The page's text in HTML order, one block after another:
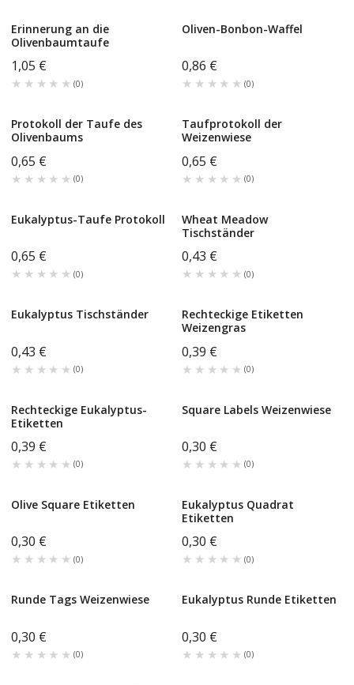
Erinnerung an die
Olivenbaumtaufe
1,05 €
★★★★★
★★★★★ (0)
Oliven-Bonbon-Waffel
0,86 €
★★★★★
★★★★★ (0)
Protokoll der Taufe des
Olivenbaums
0,65 €
★★★★★
★★★★★ (0)
Taufprotokoll der
Weizenwiese
0,65 €
★★★★★
★★★★★ (0)
Eukalyptus-Taufe Protokoll
0,65 €
★★★★★
★★★★★ (0)
Wheat Meadow
Tischständer
0,43 €
★★★★★
★★★★★ (0)
Eukalyptus Tischständer
0,43 €
★★★★★
★★★★★ (0)
Rechteckige Etiketten
Weizengras
0,39 €
★★★★★
★★★★★ (0)
Rechteckige Eukalyptus-
Etiketten
0,39 €
★★★★★
★★★★★ (0)
Square Labels Weizenwiese
0,30 €
★★★★★
★★★★★ (0)
Olive Square Etiketten
0,30 €
★★★★★
★★★★★ (0)
Eukalyptus Quadrat
Etiketten
0,30 €
★★★★★
★★★★★ (0)
Runde Tags Weizenwiese
0,30 €
★★★★★
★★★★★ (0)
Eukalyptus Runde Etiketten
0,30 €
★★★★★
★★★★★ (0)